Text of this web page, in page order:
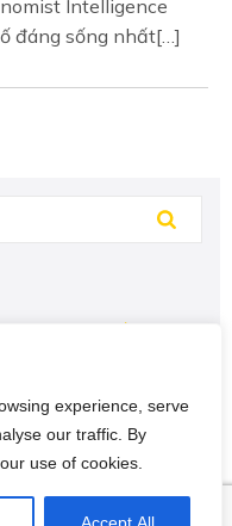
experience, serve
our traffic. By
use of cookies.
Intelligence
đáng sống nhất[…]
– Chưa chắc –
sinh viên IT và
của một người
Bonus: Chọn ngành
VI